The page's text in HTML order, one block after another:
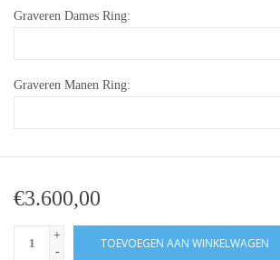
Graveren Dames Ring:
Graveren Manen Ring:
€3.600,00
+
-
TOEVOEGEN AAN WINKELWAGEN